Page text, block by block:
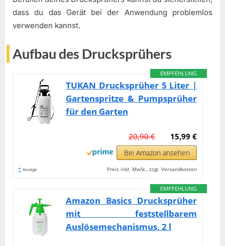
dass du das Gerät bei der Anwendung problemlos
verwenden kannst.
Aufbau des Drucksprühers
EMPFEHLUNG
TUKAN Drucksprüher 5 Liter |
Gartenspritze & Pumpsprüher
für den Garten
15,99 €
20,90 €
Bei Amazon ansehen
* Anzeige Preis inkl. MwSt., zzgl. Versandkosten
EMPFEHLUNG
Amazon Basics Drucksprüher
mit feststellbarem
Auslösemechanismus, 2 l